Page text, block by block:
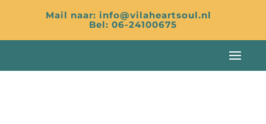
Mail naar: info@vilaheartsoul.nl
Bel: 06-24100675